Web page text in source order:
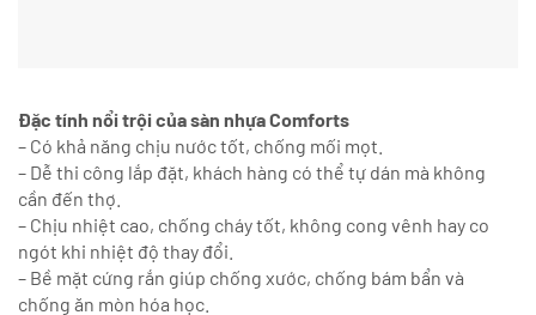
Đặc tính nổi trội của sàn nhựa Comforts
– Có khả năng chịu nước tốt, chống mối mọt.
– Dễ thi công lắp đặt, khách hàng có thể tự dán mà không
cần đến thợ.
– Chịu nhiệt cao, chống cháy tốt, không cong vênh hay co
ngót khi nhiệt độ thay đổi.
– Bề mặt cứng rắn giúp chống xước, chống bám bẩn và
chống ăn mòn hóa học.